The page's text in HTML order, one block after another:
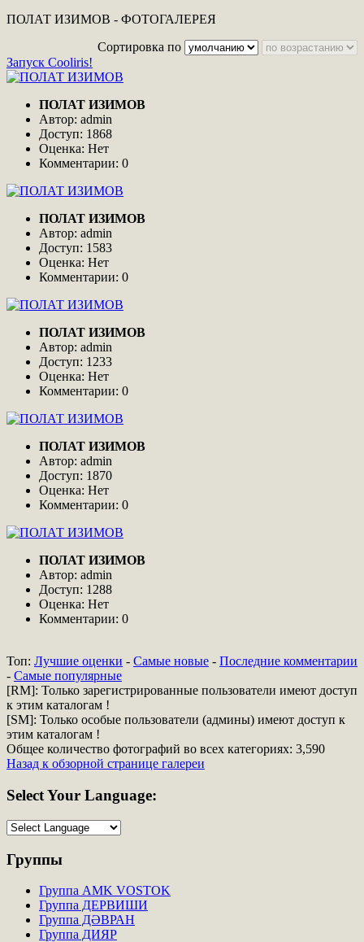
ПОЛАТ ИЗИМОВ - ФОТОГАЛЕРЕЯ
Сортировка по
Запуск Cooliris!
ПОЛАТ ИЗИМОВ
Автор: admin
Доступ: 1868
Оценка: Нет
Комментарии: 0
ПОЛАТ ИЗИМОВ
Автор: admin
Доступ: 1583
Оценка: Нет
Комментарии: 0
ПОЛАТ ИЗИМОВ
Автор: admin
Доступ: 1233
Оценка: Нет
Комментарии: 0
ПОЛАТ ИЗИМОВ
Автор: admin
Доступ: 1870
Оценка: Нет
Комментарии: 0
ПОЛАТ ИЗИМОВ
Автор: admin
Доступ: 1288
Оценка: Нет
Комментарии: 0
Топ: Лучшие оценки - Самые новые - Последние комментарии
- Самые популярные
[RM]: Только зарегистрированные пользователи имеют доступ
к этим каталогам !
[SM]: Только особые пользователи (админы) имеют доступ к
этим каталогам !
Общее количество фотографий во всех категориях: 3,590
Назад к обзорной странице галереи
SelectYour Language:
Группы
Группа AMK VOSTOK
Группа ДЕРВИШИ
Группа ДӘВРАН
Группа ДИЯР